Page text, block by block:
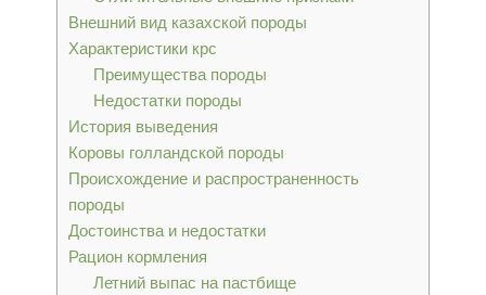
Внешний вид казахской породы
Характеристики крс
Преимущества породы
Недостатки породы
История выведения
Коровы голландской породы
Происхождение и распространенность
породы
Достоинства и недостатки
Рацион кормления
Летний выпас на пастбище